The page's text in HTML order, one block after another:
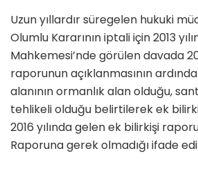
Uzun yıllardır süregelen hukuki
Olumlu Kararının iptali için 2013
Mahkemesi’nde görülen davada
raporunun açıklanmasının
alanının ormanlık alan olduğu,
tehlikeli olduğu belirtilerek ek
2016 yılında gelen ek bilirkişi
Raporuna gerek olmadığı ifade